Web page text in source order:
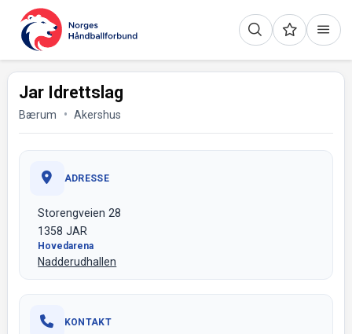
Jar Idrettslag
Bærum Akershus
ADRESSE
Storengveien 28
1358 JAR
Hovedarena
Nadderudhallen
KONTAKT